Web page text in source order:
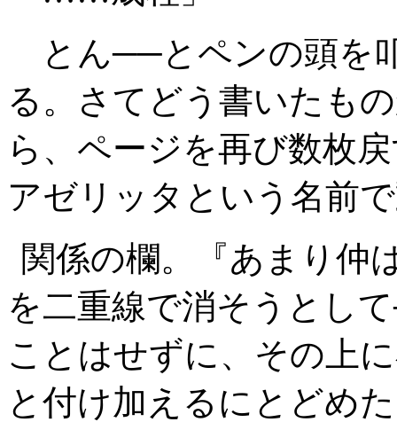
とん──とペンの頭を
る。さてどう書いたも
ら、ページを再び数枚
アゼリッタという名前
関係の欄。『あまり仲
を二重線で消そうとし
ことはせずに、その上
と付け加えるにとどめ